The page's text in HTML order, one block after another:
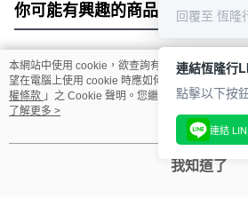
你可能有興趣的商品 全站排行
熱門標籤
本網站中使用 cookie，欲查詢有關本網站使用
望在電腦上使用 cookie 時應如何變更電腦的
權條款 」之 Cookie 聲明。您繼續使用本網站即
用條款之 Cookie 聲明使用 cookie。
了解更多 >
我知道了
回覆至 恆隆
連結恆隆行
點擊以下按
連結